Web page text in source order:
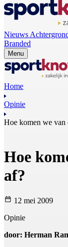
Nieuws
Branded
Menu
Home
Opinie
Hoe komen we van
Hoe
af?
12 mei 2009
Opinie
door: Herman